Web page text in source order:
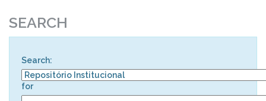
SEARCH
Search:
for